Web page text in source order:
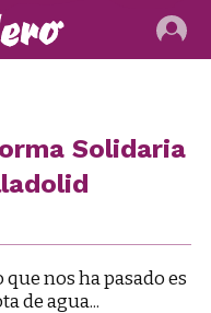
Solidaria
que nos ha pasado es
de agua...